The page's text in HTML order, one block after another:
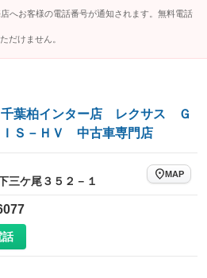
へお客様の電話番号が通知されます。無料電話
だけません。
葉柏インター店 レクサス Ｇ
ＩＳ－ＨＶ 中古車専門店
三ケ尾３５２－１
MAP
話